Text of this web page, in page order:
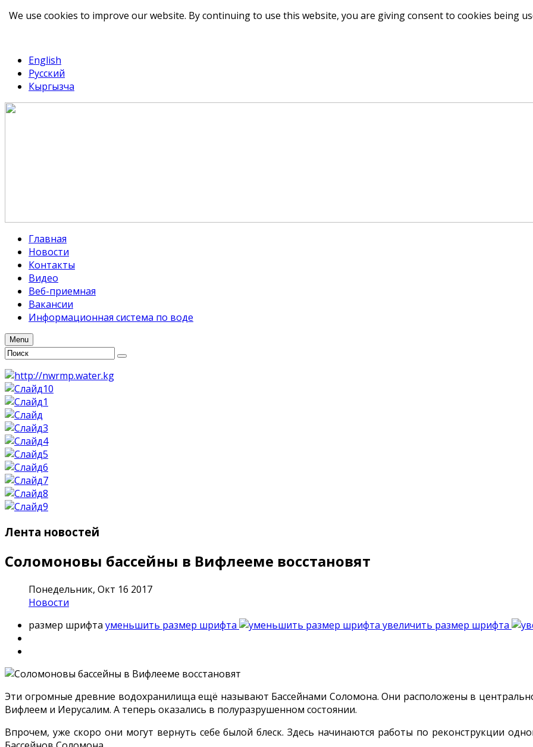
English
Русский
Кыргызча
Главная
Новости
Контакты
Видео
Веб-приемная
Вакансии
Информационная система по воде
Menu
Лента новостей
Соломоновы бассейны в Вифлееме восстановят
Понедельник, Окт 16 2017
Новости
размер шрифта уменьшить размер шрифта увеличить размер шрифта
Эти огромные древние водохранилища ещё называют Бассейнами Соломона. Они расположены в
Вифлеем и Иерусалим. А теперь оказались в полуразрушенном состоянии.
Впрочем, уже скоро они могут вернуть себе былой блеск. Здесь начинаются работы по реконструкции
We use cookies to improve our website. By continuing to use this website, you are giving consent to cookies being